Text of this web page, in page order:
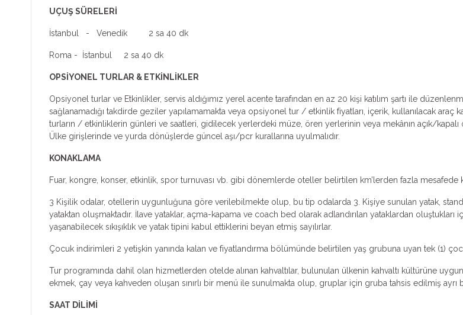
UÇUŞ SÜRELERİ
İstanbul - Venedik 2 sa 40 dk
Roma - İstanbul 2 sa 40 dk
OPSİYONEL TURLAR & ETKİNLİKLER
Opsiyonel turlar ve Etkinlikler, servis aldığımız yerel acente tarafından en az 20 kişi katılım şartı ile
sağlanamadığı takdirde geziler yapılamamakta veya opsiyonel tur / etkinlik fiyatları, içerik, kullanılacak araç
turların / etkinliklerin günleri ve saatleri, gidilecek yerlerdeki müze, ören yerlerinin veya mekânın açık/
Ülke girişlerinde ve yurda dönüşlerde güncel aşı/pcr kurallarına uyulmalıdır.
KONAKLAMA
Fuar, kongre, konser, etkinlik, spor turnuvası vb. gibi dönemlerde oteller belirtilen km’lerden fazla mesafede
3 Kişilik odalar, otellerin uygunluğuna göre verilebilmekte olup, bu tip odalarda 3. Kişiye sunulan yatak,
yataktan oluşmaktadır. İlave yataklar, açma-kapama ve coach bed olarak adlandırılan yataklardan oluştukları
yaşanabilecek sıkışıklık ve yatak tipini kabul ettiklerini beyan etmiş sayılırlar.
Çocuk indirimleri 2 yetişkin yanında kalan ve fiyatlandırma bölümünde belirtilen yaş grubuna uyan tek (1)
Tur programında dahil olan hizmetlerden otelde alınan kahvaltılar, bulunulan ülkenin kahvaltı kültürüne
ekmek, çay veya kahveden oluşan sınırlı bir menü ile sunulmakta olup, gruplar için gruba tahsis edilmiş ayrı
SAAT DİLİMİ